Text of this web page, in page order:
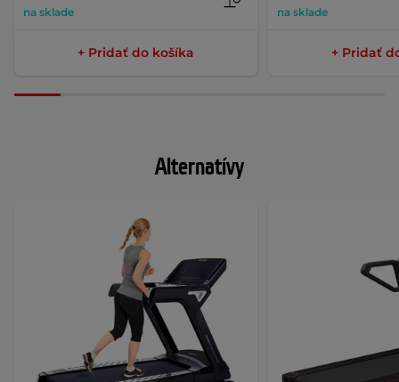
na sklade
+ Pridať do košíka
na sklade
+ Pridať
Alternatívy